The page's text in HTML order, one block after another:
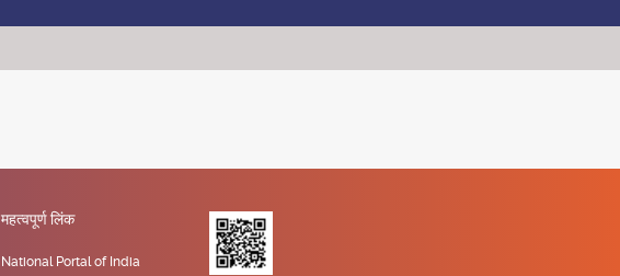
महत्वपूर्ण लिंक
National Portal of India